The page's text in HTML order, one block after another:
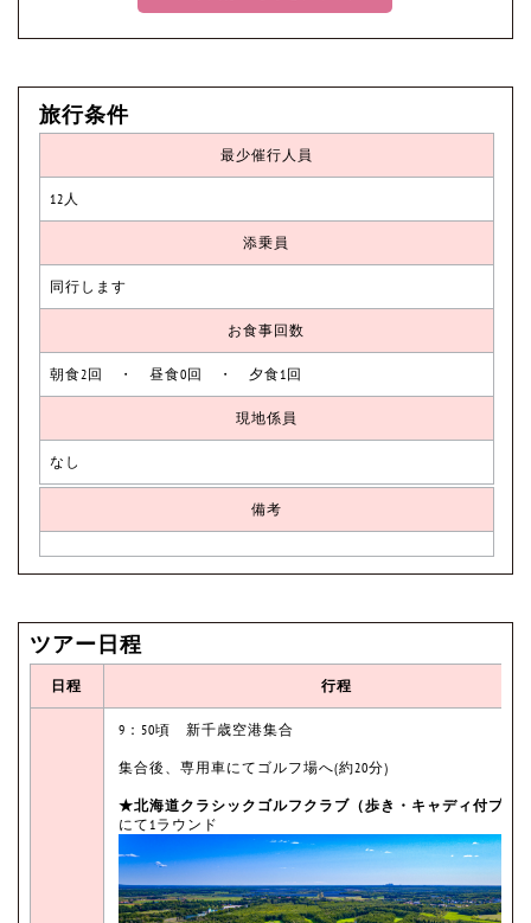
旅行条件
最少催行人員
12人
添乗員
同行します
お食事回数
朝食2回 ・ 昼食0回 ・ 夕食1回
現地係員
なし
備考
ツアー日程
日程 行程
9：50頃 新千歳空港集合
集合後、専用車にてゴルフ場へ(約20分)
★北海道クラシックゴルフクラブ（歩き・キャディ付プレ
にて1ラウンド